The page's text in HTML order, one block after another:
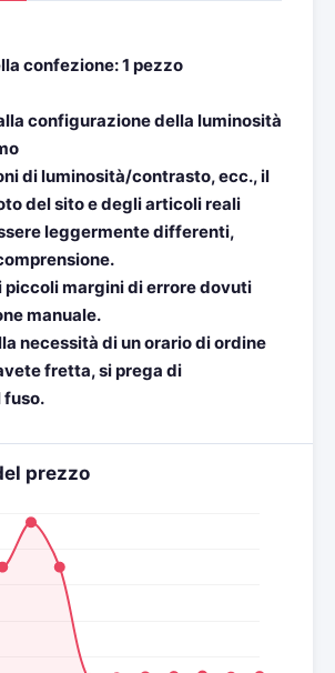
confezione: 1 pezzo
configurazione della luminosità
di luminosità/contrasto, ecc., il
del sito e degli articoli reali
leggermente differenti,
piccoli margini di errore dovuti
manuale.
necessità di un orario di ordine
fretta, si prega di
fuso.
prezzo